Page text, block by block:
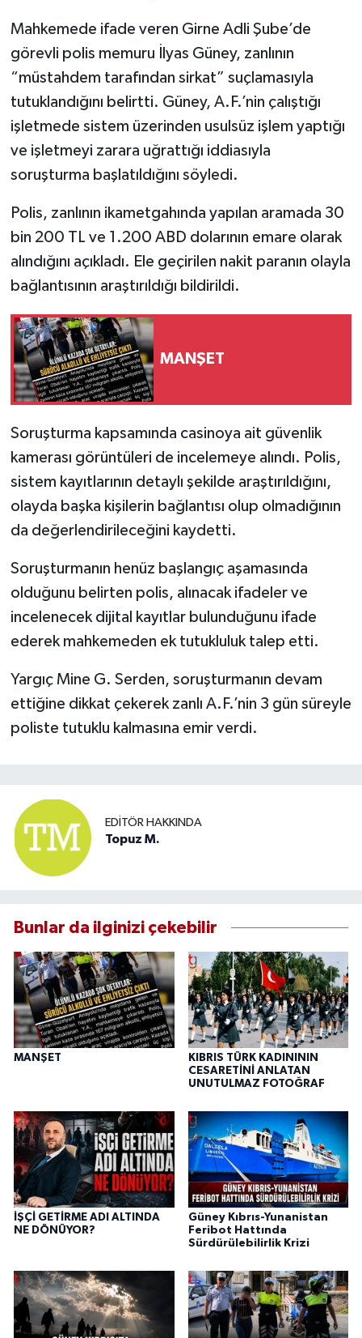
Mahkemede ifade veren Girne Adli Şube’de
görevli polis memuru İlyas Güney, zanlının
“müstahdem tarafından sirkat” suçlamasıyla
tutuklandığını belirtti. Güney, A.F.’nin çalıştığı
işletmede sistem üzerinden usulsüz işlem yaptığı
ve işletmeyi zarara uğrattığı iddiasıyla
soruşturma başlatıldığını söyledi.
Polis, zanlının ikametgahında yapılan aramada 30
bin 200 TL ve 1.200 ABD dolarının emare olarak
alındığını açıkladı. Ele geçirilen nakit paranın olayla
bağlantısının araştırıldığı bildirildi.
MANŞET
Soruşturma kapsamında casinoya ait güvenlik
kamerası görüntüleri de incelemeye alındı. Polis,
sistem kayıtlarının detaylı şekilde araştırıldığını,
olayda başka kişilerin bağlantısı olup olmadığının
da değerlendirileceğini kaydetti.
Soruşturmanın henüz başlangıç aşamasında
olduğunu belirten polis, alınacak ifadeler ve
incelenecek dijital kayıtlar bulunduğunu ifade
ederek mahkemeden ek tutukluluk talep etti.
Yargıç Mine G. Serden, soruşturmanın devam
ettiğine dikkat çekerek zanlı A.F.’nin 3 gün süreyle
poliste tutuklu kalmasına emir verdi.
EDITÖR HAKKINDA
Topuz M.
Bunlar da ilginizi çekebilir
MANŞET
KIBRIS TÜRK KADINININ
CESARETİNİ ANLATAN
UNUTULMAZ FOTOĞRAF
İŞÇİ GETİRME ADI ALTINDA
NE DÖNÜYOR?
Güney Kıbrıs-Yunanistan
Feribot Hattında
Sürdürülebilirlik Krizi